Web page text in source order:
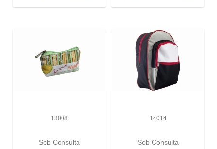
13008
Sob Consulta
14014
Sob Consulta